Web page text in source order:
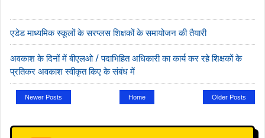
एडेड माध्यमिक स्कूलों के सरप्लस शिक्षकों के समायोजन की तैयारी
अवकाश के दिनों में बीएलओ / पदाभिहित अधिकारी का कार्य कर रहे शिक्षकों के
प्रतिकर अवकाश स्वीकृत किए के संबंध में
Newer Posts Older Posts
Home